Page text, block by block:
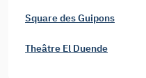
Square des Guipons
Theâtre El Duende